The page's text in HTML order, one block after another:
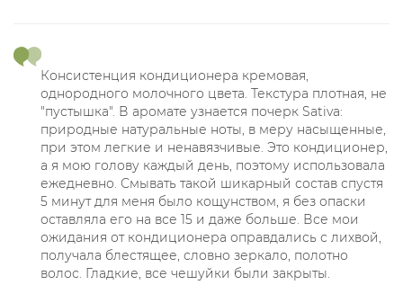
Консистенция кондиционера кремовая,
однородного молочного цвета. Текстура плотная, не
"пустышка". В аромате узнается почерк Sativa:
природные натуральные ноты, в меру насыщенные,
при этом легкие и ненавязчивые. Это кондиционер,
а я мою голову каждый день, поэтому использовала
ежедневно. Смывать такой шикарный состав спустя
5 минут для меня было кощунством, я без опаски
оставляла его на все 15 и даже больше. Все мои
ожидания от кондиционера оправдались с лихвой,
получала блестящее, словно зеркало, полотно
волос. Гладкие, все чешуйки были закрыты.